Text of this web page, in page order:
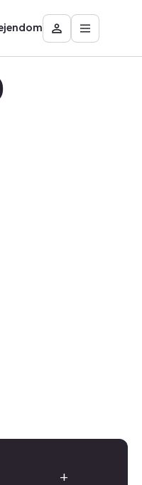
Besøg
Mit
Åbn